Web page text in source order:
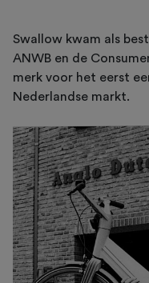
Swallow kwam als
ANWB en de
merk voor het eerst
Nederlandse markt.